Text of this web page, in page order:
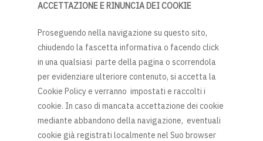
ACCETTAZIONE E RINUNCIA DEI COOKIE
Proseguendo nella navigazione su questo sito,
chiudendo la fascetta informativa o facendo click
in una qualsiasi parte della pagina o scorrendola
per evidenziare ulteriore contenuto, si accetta la
Cookie Policy e verranno impostati e raccolti i
cookie. In caso di mancata accettazione dei cookie
mediante abbandono della navigazione, eventuali
cookie già registrati localmente nel Suo browser